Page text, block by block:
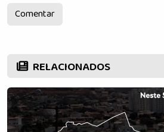
Comentar
RELACIONADOS